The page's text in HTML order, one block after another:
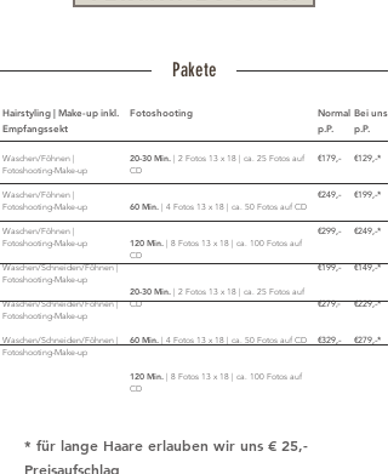
Pakete
Hairstyling | Make-up inkl.
Empfangssekt
Waschen/Föhnen |
Fotoshooting-Make-up
Waschen/Föhnen |
Fotoshooting-Make-up
Waschen/Föhnen |
Fotoshooting-Make-up
Waschen/Schneiden/Föhnen |
Fotoshooting-Make-up
Waschen/Schneiden/Föhnen |
Fotoshooting-Make-up
Waschen/Schneiden/Föhnen |
Fotoshooting-Make-up
Normal
p.P.
€179,-
€249,-
€299,-
€199,-
€279,-
€329,-
Fotoshooting
20-30 Min. | 2 Fotos 13 x 18 | ca. 25 Fotos auf
CD
60 Min. | 4 Fotos 13 x 18 | ca. 50 Fotos auf CD
120 Min. | 8 Fotos 13 x 18 | ca. 100 Fotos auf
CD
20-30 Min. | 2 Fotos 13 x 18 | ca. 25 Fotos auf
CD
60 Min. | 4 Fotos 13 x 18 | ca. 50 Fotos auf CD
120 Min. | 8 Fotos 13 x 18 | ca. 100 Fotos auf
CD
Bei uns
p.P.
€129,-*
€199,-*
€249,-*
€149,-*
€229,-*
€279,-*
* für lange Haare erlauben wir uns € 25,-
Preisaufschlag